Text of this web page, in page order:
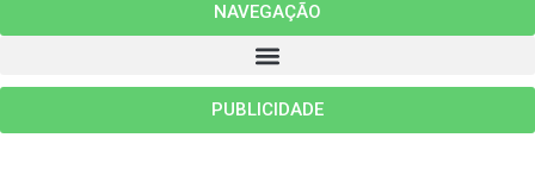
NAVEGAÇÃO
PUBLICIDADE